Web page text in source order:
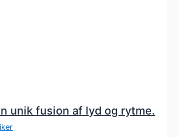
unik fusion af lyd og rytme.